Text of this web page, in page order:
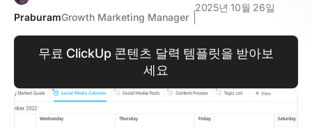
PraburamGrowth Marketing Manager
2025년 10월 26일
무료 ClickUp 콘텐츠 달력 템플릿을 받아보
세요